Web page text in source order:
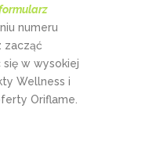
numeru
zacząć
w wysokiej
Wellness i
Oriflame.